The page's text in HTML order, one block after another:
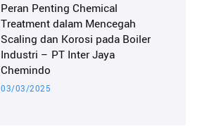
Peran Penting Chemical
Treatment dalam Mencegah
Scaling dan Korosi pada Boiler
Industri – PT Inter Jaya
Chemindo
03/03/2025